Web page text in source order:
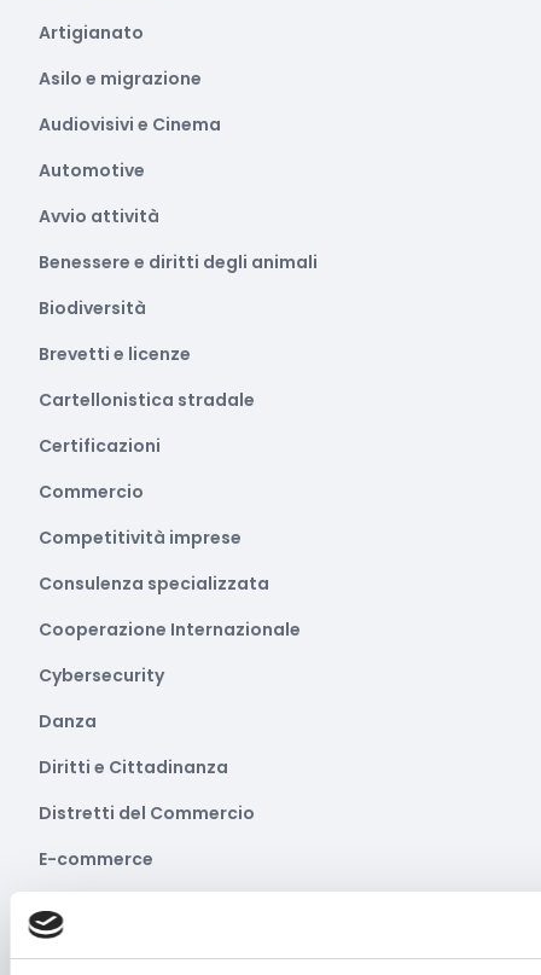
Artigianato
Asilo e migrazione
Audiovisivi e Cinema
Automotive
Avvio attività
Benessere e diritti degli animali
Biodiversità
Brevetti e licenze
Cartellonistica stradale
Certificazioni
Commercio
Competitività imprese
Consulenza specializzata
Cooperazione Internazionale
Cybersecurity
Danza
Diritti e Cittadinanza
Distretti del Commercio
E-commerce
Economia circolare